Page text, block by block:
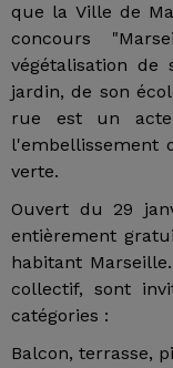
que la Ville de
concours
végétalisation de
jardin, de son
rue est un
l'embellissement
verte.
Ouvert du 29
entièrement
habitant
collectif, sont
catégories :
Balcon, terrasse,